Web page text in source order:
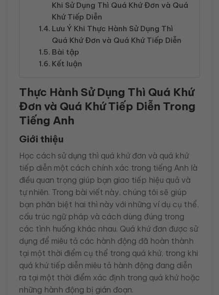
Khi Sử Dụng Thì Quá Khứ Đơn và Quá
Khứ Tiếp Diễn
Lưu Ý Khi Thực Hành Sử Dụng Thì
Quá Khứ Đơn và Quá Khứ Tiếp Diễn
Bài tập
Kết luận
Thực Hành Sử Dụng Thì Quá Khứ
Đơn và Quá Khứ Tiếp Diễn Trong
Tiếng Anh
Giới thiệu
Học cách sử dụng thì quá khứ đơn và quá khứ
tiếp diễn một cách chính xác trong tiếng Anh là
điều quan trọng giúp bạn giao tiếp hiệu quả và
tự nhiên. Trong bài viết này, chúng tôi sẽ giúp
bạn phân biệt hai thì này với những ví dụ cụ thể,
cấu trúc ngữ pháp và cách dùng đúng trong
các tình huống khác nhau. Quá khứ đơn được sử
dụng để miêu tả các hành động đã hoàn thành
tại một thời điểm cụ thể trong quá khứ, trong khi
quá khứ tiếp diễn miêu tả hành động đang diễn
ra tại một thời điểm xác định trong quá khứ hoặc
những hành động bị gián đoạn.